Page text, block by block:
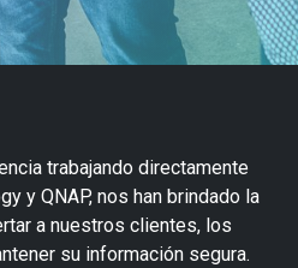
trabajando directamente
y QNAP, nos han brindado la
a nuestros clientes, los
su información segura.